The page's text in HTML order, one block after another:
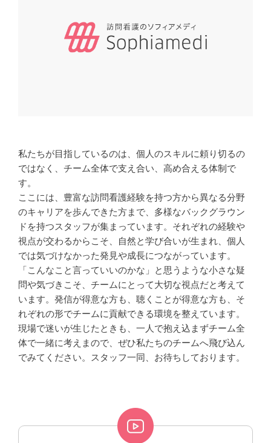
私たちが目指しているのは、個人のスキルに頼り切るの
ではなく、チーム全体で支え合い、高め合える体制で
す。
ここには、豊富な訪問看護経験を持つ方から異なる分野
のキャリアを歩んできた方まで、多様なバックグラウン
ドを持つスタッフが集まっています。それぞれの経験や
視点が交わるからこそ、自然と学び合いが生まれ、個人
では気づけなかった発見や成長につながっています。
「こんなこと言っていいのかな」と思うような小さな疑
問や気づきこそ、チームにとって大切な視点だと考えて
います。発信が得意な方も、聴くことが得意な方も、そ
れぞれの形でチームに貢献できる環境を整えています。
現場で迷いが生じたときも、一人で抱え込まずチーム全
体で一緒に考えまので、ぜひ私たちのチームへ飛び込ん
でみてください。スタッフ一同、お待ちしております。